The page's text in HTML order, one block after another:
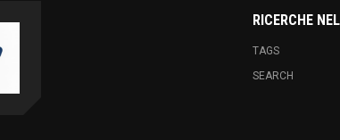
RICERCHE
TAGS
SEARCH